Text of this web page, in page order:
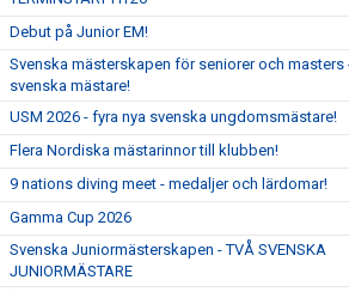
Debut på Junior EM!
Svenska mästerskapen för seniorer och masters
svenska mästare!
USM 2026 - fyra nya svenska ungdomsmästare!
Flera Nordiska mästarinnor till klubben!
9 nations diving meet - medaljer och lärdomar!
Gamma Cup 2026
Svenska Juniormästerskapen - TVÅ SVENSKA
JUNIORMÄSTARE